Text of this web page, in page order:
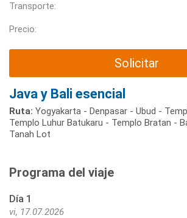
Transporte:
Precio:
Solicitar
Java y Bali esencial
Ruta: Yogyakarta - Denpasar - Ubud -
Templo Luhur Batukaru - Templo Bratan -
Tanah Lot
Programa del viaje
Día 1
vi, 17.07.2026